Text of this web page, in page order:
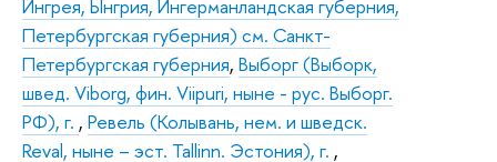
Ингрея, Ынгрия, Ингерманландская губерния,
Петербургская губерния) см. Санкт-
Петербургская губерния, Выборг (Выборк,
швед. Viborg, фин. Viipuri, ныне - рус. Выборг.
РФ), г. , Ревель (Колывань, нем. и шведск.
Reval, ныне – эст. Tallinn. Эстония), г. ,